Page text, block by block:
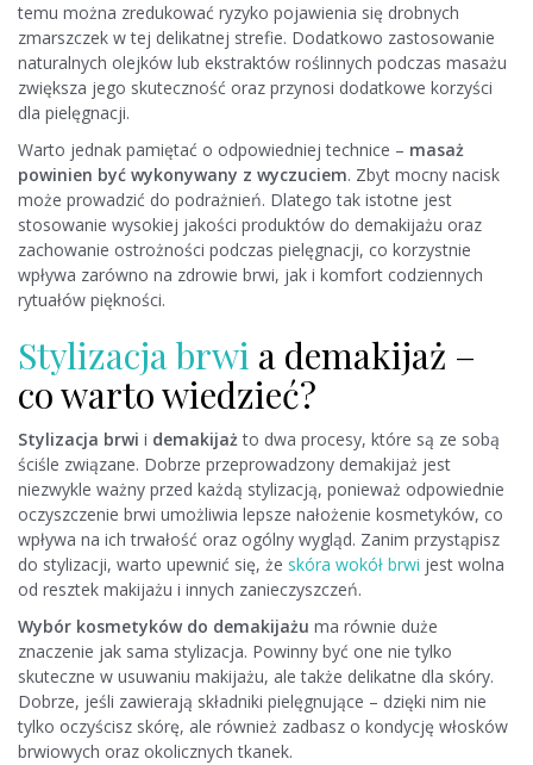
temu można zredukować ryzyko pojawienia się drobnych
zmarszczek w tej delikatnej strefie. Dodatkowo zastosowanie
naturalnych olejków lub ekstraktów roślinnych podczas masażu
zwiększa jego skuteczność oraz przynosi dodatkowe korzyści
dla pielęgnacji.
Warto jednak pamiętać o odpowiedniej technice – masaż
powinien być wykonywany z wyczuciem. Zbyt mocny nacisk
może prowadzić do podrażnień. Dlatego tak istotne jest
stosowanie wysokiej jakości produktów do demakijażu oraz
zachowanie ostrożności podczas pielęgnacji, co korzystnie
wpływa zarówno na zdrowie brwi, jak i komfort codziennych
rytuałów piękności.
Stylizacja brwi a demakijaż –
co warto wiedzieć?
Stylizacja brwi i demakijażto dwa procesy, które są ze sobą
ściśle związane. Dobrze przeprowadzony demakijaż jest
niezwykle ważny przed każdą stylizacją, ponieważ odpowiednie
oczyszczenie brwi umożliwia lepsze nałożenie kosmetyków, co
wpływa na ich trwałość oraz ogólny wygląd. Zanim przystąpisz
do stylizacji, warto upewnić się, że skóra wokół brwi jest wolna
od resztek makijażu i innych zanieczyszczeń.
Wybór kosmetyków do demakijażu ma równie duże
znaczenie jak sama stylizacja. Powinny być one nie tylko
skuteczne w usuwaniu makijażu, ale także delikatne dla skóry.
Dobrze, jeśli zawierają składniki pielęgnujące – dzięki nim nie
tylko oczyścisz skórę, ale również zadbasz o kondycję włosków
brwiowych oraz okolicznych tkanek.